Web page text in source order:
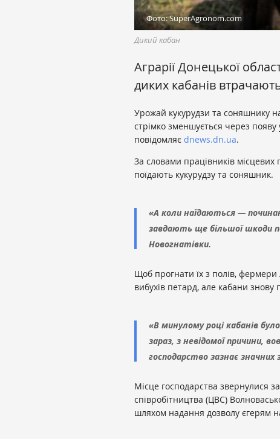
Фото: SuperAgronom.com
Дикий кабан
Аграрії Донецької
диких кабанів
Урожай кукурудзи та соняшнику
стрімко зменшується через появу
повідомляє dnews.dn.ua.
За словами працівників
поїдають кукурудзу та соняшник.
«А коли наїдаються —
завдають ще більшої шкоди
Новогнатівки.
Щоб прогнати їх з полів,
вибухів петард, але кабани знову
«В минулому році кабанів
зараз, з невідомої причини,
господарство зазнає
Місце господарства звернулися
співробітництва (ЦВС)
шляхом надання дозволу єгерям